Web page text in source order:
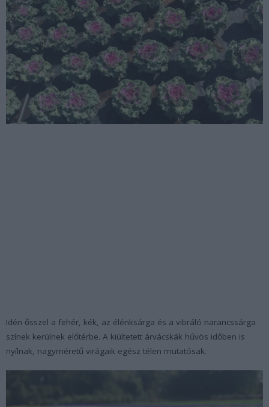
Idén ősszel a fehér, kék, az élénksárga és a vibráló narancssárga
színek kerülnek előtérbe. A kiültetett árvácskák hűvös időben is
nyílnak, nagyméretű virágaik egész télen mutatósak.